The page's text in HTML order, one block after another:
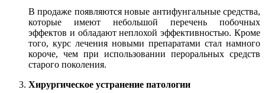
В продаже появляются новые антифунгальные средства,
которые имеют небольшой перечень побочных
эффектов и обладают неплохой эффективностью. Кроме
того, курс лечения новыми препаратами стал намного
короче, чем при использовании пероральных средств
старого поколения.
Хирургическое устранение патологии